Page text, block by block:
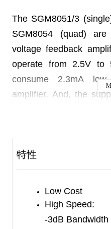
The SGM8051/3
SGM8054 (quad)
voltage feedback
operate from 2.5V to
consume 2.3mA
amplifier. And, the
equipment and
low power
provide a wide input
These devices are
performance in all
特性
Low Cost
High Speed:
-3dB